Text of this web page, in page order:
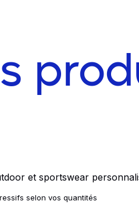
et Bandeau
Tunique et Chasuble
et sportswear
selon vos quantités